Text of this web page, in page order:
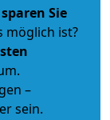
sparen Sie
möglich ist?
–
sein.